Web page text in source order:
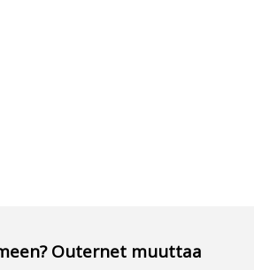
Outernet muuttaa